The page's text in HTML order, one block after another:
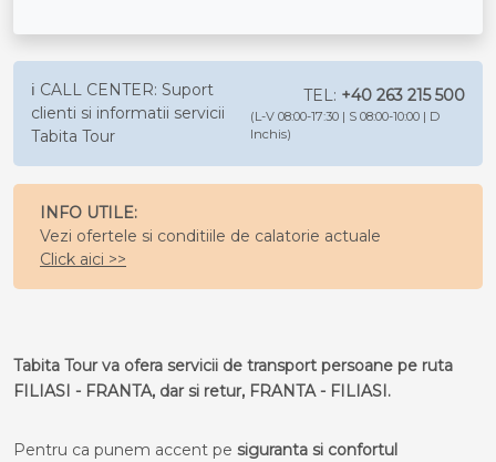
ℹ️ CALL CENTER: Suport
clienti si informatii servicii
Tabita Tour
TEL: +40 263 215 500
(L-V 08:00-17:30 | S 08:00-10:00 | D
Inchis)
INFO UTILE:
Vezi ofertele si conditiile de calatorie actuale
Click aici >>
Tabita Tour va ofera servicii de transport persoane pe ruta
FILIASI - FRANTA, dar si retur, FRANTA - FILIASI.
Pentru ca punem accent pe siguranta si confortul